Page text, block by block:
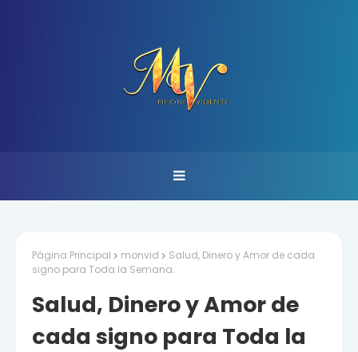
Página Principal monvid
Salud, Dinero y Amor de cada
signo para Toda la Semana.
Salud, Dinero y Amor de
cada signo para Toda la